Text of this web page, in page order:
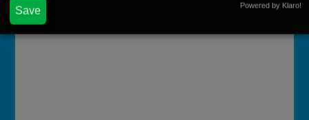
Save Powered by Klaro!